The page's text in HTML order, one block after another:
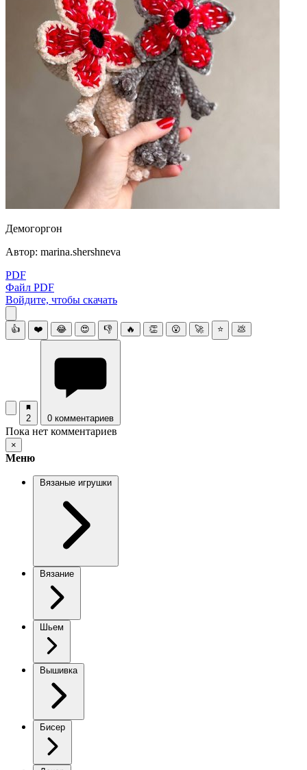
Демогоргон
Автор: marina.shershneva
PDF
Файл PDF
Войдите, чтобы скачать
👍 ❤️ 😂 😍 👎 🔥 👏 😮 🚀 ⭐ 💩
2 0 комментариев
Пока нет комментариев
×
Меню
Вязаные игрушки
Вязание
Шьем
Вышивка
Бисер